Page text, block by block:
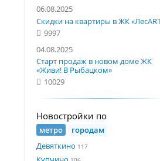
06.08.2025
Скидки на квартиры в ЖК
9997
04.08.2025
Старт продаж в новом доме ЖК
«Живи! В Рыбацком»
10029
Новостройки по
метро
городам
Девяткино 117